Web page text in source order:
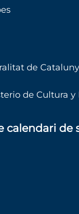
de
de Cultura y
calendari de